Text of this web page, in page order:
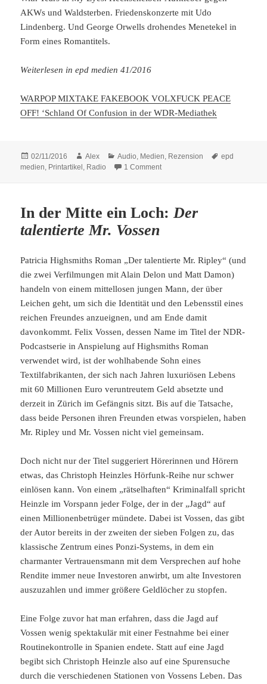
AKWs und Waldsterben. Friedenskonzerte mit Udo
Lindenberg. Und George Orwells drohendes Menetekel in
Form eines Romantitels.
Weiterlesen in epd medien 41/2016
WARPOP MIXTAKE FAKEBOOK VOLXFUCK PEACE
OFF! ‘Schland Of Confusion in der WDR-Mediathek
Posted
on
02/11/2016 Author
Alex Categories
Audio, Medien, Rezension Tags
epd
medien, Printartikel , Radio 1 Commenton Drei Minuten vor zwölf
In der Mitte ein Loch: Der
talentierte Mr. Vossen
Patricia Highsmiths Roman „Der talentierte Mr. Ripley“ (und
die zwei Verfilmungen mit Alain Delon und Matt Damon)
handeln von einem mittellosen jungen Mann, der über
Leichen geht, um sich die Identität und den Lebensstil eines
reichen Freundes anzueignen, und am Ende damit
davonkommt. Felix Vossen, dessen Name im Titel der NDR-
Podcastserie in Anspielung auf Highsmiths Roman
verwendet wird, ist der wohlhabende Sohn eines
Textilfabrikanten, der sich nach Jahren luxuriösen Lebens
mit 60 Millionen Euro veruntreutem Geld absetzte und
derzeit in Zürich im Gefängnis sitzt. Bis auf die Tatsache,
dass beide Personen ihren Freunden etwas vorspielen, haben
Mr. Ripley und Mr. Vossen nicht viel gemeinsam.
Doch nicht nur der Titel suggeriert Hörerinnen und Hörern
etwas, das Christoph Heinzles Hörfunk-Reihe nur schwer
einlösen kann. Von einem „rätselhaften“ Kriminalfall spricht
Heinzle im Vorspann jeder Folge, der in der „Jagd“ auf
einen Millionenbetrüger mündete. Dabei ist Vossen, das gibt
der Autor bereits in der zweiten der sieben Folgen zu, das
klassische Zentrum eines Ponzi-Systems, in dem ein
charmanter Vertrauensmann mit dem Versprechen auf hohe
Rendite immer neue Investoren anwirbt, um alte Investoren
auszuzahlen und immer größere Geldlöcher zu stopfen.
Eine Folge zuvor hat man erfahren, dass die Jagd auf
Vossen wenig spektakulär mit einer Festnahme bei einer
Routinekontrolle in Spanien endete. Statt auf eine Jagd
begibt sich Christoph Heinzle also auf eine Spurensuche
durch die verschiedenen Stationen von Vossens Leben. Das